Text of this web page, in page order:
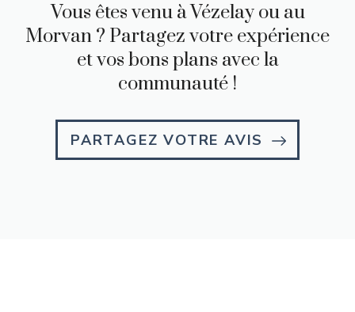
Vous êtes venu à Vézelay ou au
Morvan ? Partagez votre expérience
et vos bons plans avec la
communauté !
PARTAGEZ VOTRE AVIS